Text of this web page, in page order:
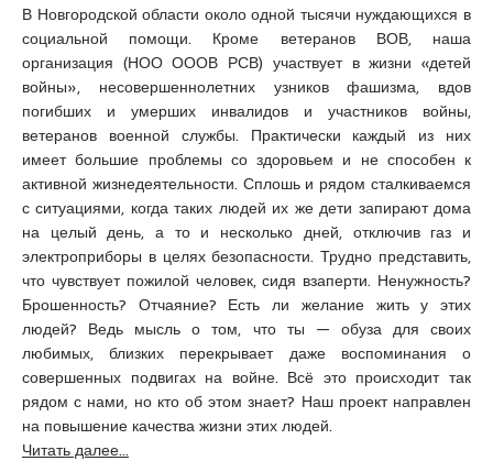
В Новгородской области около одной тысячи нуждающихся в
социальной помощи. Кроме ветеранов ВОВ, наша
организация (НОО ОООВ РСВ) участвует в жизни «детей
войны», несовершеннолетних узников фашизма, вдов
погибших и умерших инвалидов и участников войны,
ветеранов военной службы. Практически каждый из них
имеет большие проблемы со здоровьем и не способен к
активной жизнедеятельности. Сплошь и рядом сталкиваемся
с ситуациями, когда таких людей их же дети запирают дома
на целый день, а то и несколько дней, отключив газ и
электроприборы в целях безопасности. Трудно представить,
что чувствует пожилой человек, сидя взаперти. Ненужность?
Брошенность? Отчаяние? Есть ли желание жить у этих
людей? Ведь мысль о том, что ты — обуза для своих
любимых, близких перекрывает даже воспоминания о
совершенных подвигах на войне. Всё это происходит так
рядом с нами, но кто об этом знает? Наш проект направлен
на повышение качества жизни этих людей.
Читать далее...